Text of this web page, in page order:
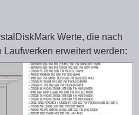
Werte, die nach
erweitert werden: